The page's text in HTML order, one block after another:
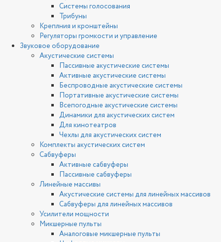
Системы голосования
Трибуны
Креплния и кронштейны
Регуляторы громкости и управление
Звуковое оборудование
Акустические системы
Пассивные акустические системы
Активные акустические системы
Беспроводные акустические системы
Портативные акустические системы
Всепогодные акустические системы
Динамики для акустических систем
Для кинотеатров
Чехлы для акустических систем
Комплекты акустических систем
Сабвуферы
Активные сабвуферы
Пассивные сабвуферы
Линейные массивы
Акустические системы для линейных массивов
Сабвуферы для линейных массивов
Усилители мощности
Микшерные пульты
Аналоговые микшерные пульты